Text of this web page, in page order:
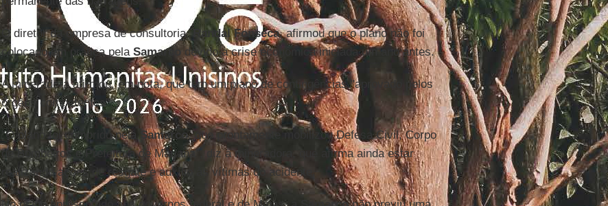
O diretor da empresa de consultoria,Randal Fonseca, afirmou que o plano não foi
colocado em prática pela Samarco devido à crise econômica iniciada um ano antes.
A mineradora afirmou, em nota, que tem um plano de contingências "aprovado pelos
órgãos competentes".
"O plano foi cumprido pela Samarco, que prontamente mobilizou Defesa Civil, Corpo
de Bombeiros e Prefeitura de Mariana", diz a mineradora, que afirma ainda estar
realizando ações de resgate e auxílio às vítimas do acidente.